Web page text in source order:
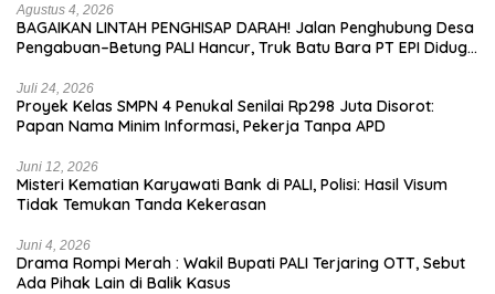
Agustus 4, 2026
BAGAIKAN LINTAH PENGHISAP DARAH! Jalan Penghubung Desa
Pengabuan–Betung PALI Hancur, Truk Batu Bara PT EPI Diduga
Juli 24, 2026
Proyek Kelas SMPN 4 Penukal Senilai Rp298 Juta Disorot:
Papan Nama Minim Informasi, Pekerja Tanpa APD
Juni 12, 2026
Misteri Kematian Karyawati Bank di PALI, Polisi: Hasil Visum
Tidak Temukan Tanda Kekerasan
Juni 4, 2026
Drama Rompi Merah : Wakil Bupati PALI Terjaring OTT, Sebut
Ada Pihak Lain di Balik Kasus